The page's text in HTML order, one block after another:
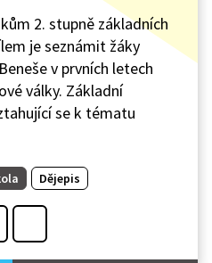
2. stupně základních
je seznámit žáky
v prvních letech
války. Základní
se k tématu
Dějepis